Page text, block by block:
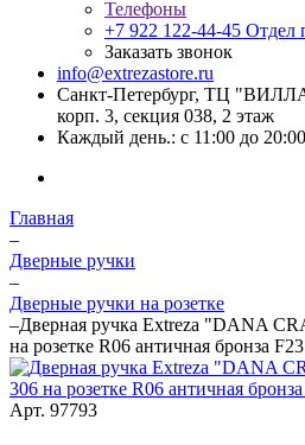
Телефоны
+7 922 122-44-45 Отдел
Заказать звонок
info@extrezastore.ru
Санкт-Петербург, ТЦ
корп. 3, секция 038, 2 этаж
Каждый день.: с 11:00 до 20:00
Главная
–
Дверные ручки
–
Дверные ручки на розетке
–Дверная ручка Extreza "DANA
на розетке R06 античная бронза F23
Арт. 97793